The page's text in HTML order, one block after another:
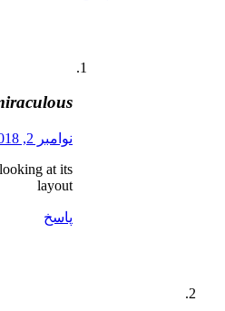
نوامبر 2, 2018 در 11:17 ق.ظ
at its
layout
پاسخ